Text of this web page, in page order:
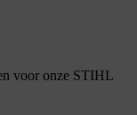
voor onze STIHL